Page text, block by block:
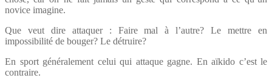
novice imagine.
Que veut dire attaquer : Faire mal à l’autre? Le mettre en
impossibilité de bouger? Le détruire?
En sport généralement celui qui attaque gagne. En aïkido c’est le
contraire.